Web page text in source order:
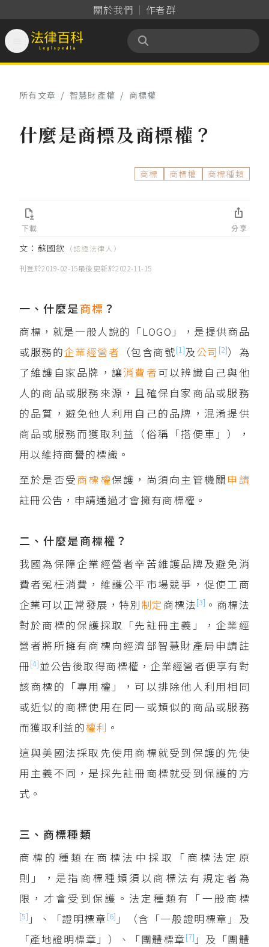
關於我們 作者群
法律百科 Legispedia
所有文章 / 智慧財產權 / 商標權
什麼是商標及商標權？
商標 商標權 商標種類
文： 蘇國欽
（認證法律人）
刊登於2019-02-15最後更新於2022-11-15
一、什麼是商標 ？
商標，就是一般人說的「LOGO」，是提供商品
或服務的企業經營者 （包含商號[1]及公司 [2]）為
了維護自家品牌，讓消費者可以辨識自己與他
人的商品或服務來源，且確保自家商品或服務
的品質，避免他人利用自己的品牌，混淆提供
商品或服務而獲取利益（俗稱「搭便車」），
用以維持商譽的標識。
至於是否受商標權保護，尚須向主管機關 申請
註冊公告，申請通過才會擁有商標權。
二、什麼是商標權？
我國為保障企業經營者辛苦維護品牌及避免消
費者冤枉消費，維護公平市場競爭，促使工商
企業可以正常發展，特別制定 商標法[3] 。商標法
對於商標的保護採取「先註冊主義」，企業經
營者將所擁有商標向經濟部智慧財產局申請註
冊[4]並公告後取得商標權，企業經營者便享有對
該商標的「專用權」，可以排除他人利用相同
或近似的商標使用在同一或類似的商品或服務
而獲取利益的權利 。
這與美國法採取先使用商標就受到保護的先使
用主義不同，是採先註冊商標就受到保護的方
式。
三、商標種類
商標的種類在商標法中採取「商標法定原
則」，是指商標種類須以商標法有規定者為
限，才會受到保護。法定種類有「一般商標
[5] 」、「證明標章[6] 」（含「一般證明標章」及
「產地證明標章」）、「團體標章[7] 」及「團體
下載

分享
